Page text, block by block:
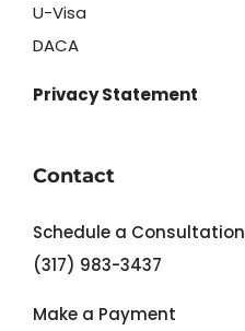
U-Visa
DACA
Privacy Statement
Contact
Schedule a Consultation
(317) 983-3437
Make a Payment